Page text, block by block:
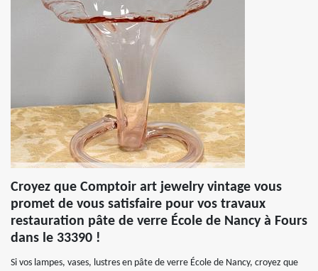
Croyez que Comptoir art jewelry vintage vous
promet de vous satisfaire pour vos travaux
restauration pâte de verre École de Nancy à Fours
dans le 33390 !
Si vos lampes, vases, lustres en pâte de verre École de Nancy, croyez que